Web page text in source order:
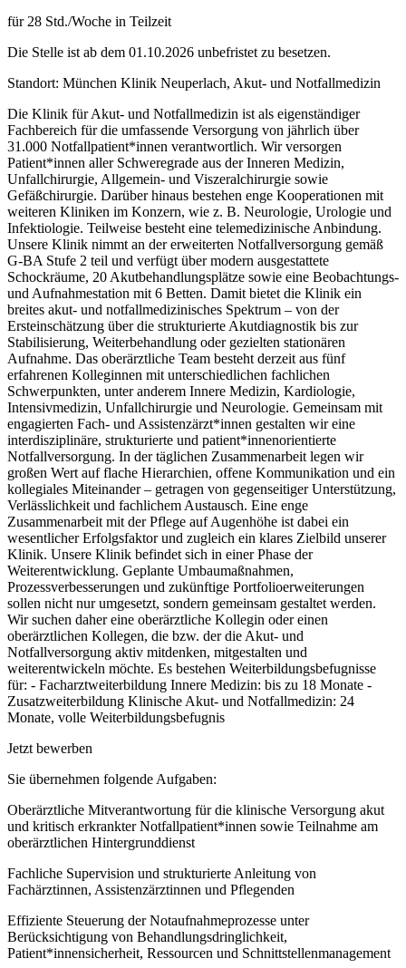
für 28 Std./Woche in Teilzeit
Die Stelle ist ab dem 01.10.2026 unbefristet zu besetzen.
Standort: München Klinik Neuperlach, Akut- und Notfallmedizin
Die Klinik für Akut- und Notfallmedizin ist als eigenständiger
Fachbereich für die umfassende Versorgung von jährlich über
31.000 Notfallpatient*innen verantwortlich. Wir versorgen
Patient*innen aller Schweregrade aus der Inneren Medizin,
Unfallchirurgie, Allgemein- und Viszeralchirurgie sowie
Gefäßchirurgie. Darüber hinaus bestehen enge Kooperationen mit
weiteren Kliniken im Konzern, wie z. B. Neurologie, Urologie und
Infektiologie. Teilweise besteht eine telemedizinische Anbindung.
Unsere Klinik nimmt an der erweiterten Notfallversorgung gemäß
G-BA Stufe 2 teil und verfügt über modern ausgestattete
Schockräume, 20 Akutbehandlungsplätze sowie eine Beobachtungs-
und Aufnahmestation mit 6 Betten. Damit bietet die Klinik ein
breites akut- und notfallmedizinisches Spektrum – von der
Ersteinschätzung über die strukturierte Akutdiagnostik bis zur
Stabilisierung, Weiterbehandlung oder gezielten stationären
Aufnahme. Das oberärztliche Team besteht derzeit aus fünf
erfahrenen Kolleginnen mit unterschiedlichen fachlichen
Schwerpunkten, unter anderem Innere Medizin, Kardiologie,
Intensivmedizin, Unfallchirurgie und Neurologie. Gemeinsam mit
engagierten Fach- und Assistenzärzt*innen gestalten wir eine
interdisziplinäre, strukturierte und patient*innenorientierte
Notfallversorgung. In der täglichen Zusammenarbeit legen wir
großen Wert auf flache Hierarchien, offene Kommunikation und ein
kollegiales Miteinander – getragen von gegenseitiger Unterstützung,
Verlässlichkeit und fachlichem Austausch. Eine enge
Zusammenarbeit mit der Pflege auf Augenhöhe ist dabei ein
wesentlicher Erfolgsfaktor und zugleich ein klares Zielbild unserer
Klinik. Unsere Klinik befindet sich in einer Phase der
Weiterentwicklung. Geplante Umbaumaßnahmen,
Prozessverbesserungen und zukünftige Portfolioerweiterungen
sollen nicht nur umgesetzt, sondern gemeinsam gestaltet werden.
Wir suchen daher eine oberärztliche Kollegin oder einen
oberärztlichen Kollegen, die bzw. der die Akut- und
Notfallversorgung aktiv mitdenken, mitgestalten und
weiterentwickeln möchte. Es bestehen Weiterbildungsbefugnisse
für: - Facharztweiterbildung Innere Medizin: bis zu 18 Monate -
Zusatzweiterbildung Klinische Akut- und Notfallmedizin: 24
Monate, volle Weiterbildungsbefugnis
Jetzt bewerben
Sie übernehmen folgende Aufgaben:
Oberärztliche Mitverantwortung für die klinische Versorgung akut
und kritisch erkrankter Notfallpatient*innen sowie Teilnahme am
oberärztlichen Hintergrunddienst
Fachliche Supervision und strukturierte Anleitung von
Fachärztinnen, Assistenzärztinnen und Pflegenden
Effiziente Steuerung der Notaufnahmeprozesse unter
Berücksichtigung von Behandlungsdringlichkeit,
Patient*innensicherheit, Ressourcen und Schnittstellenmanagement